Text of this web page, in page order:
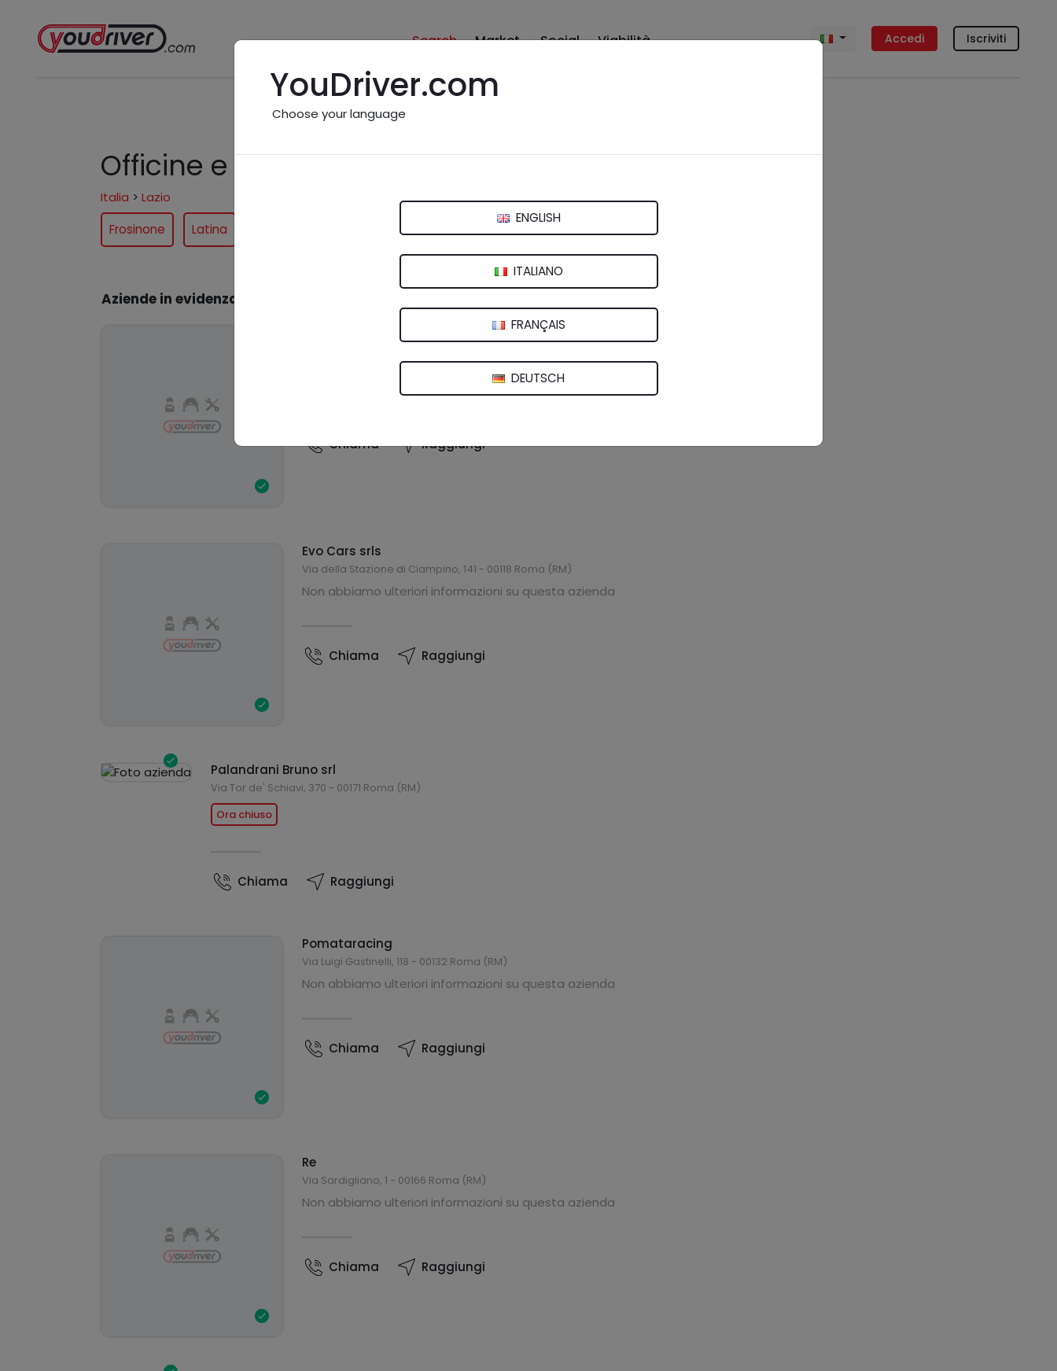
Search Market Social Viabilità Accedi Iscriviti
Officine e professionisti della regione Lazio
Italia > Lazio
Frosinone
Latina Viterbo
Aziende in evidenza
Chiama Raggiungi
Evo Cars srls
Via della Stazione di Ciampino, 141 - 00118 Roma (RM)
Non abbiamo ulteriori informazioni su questa azienda
Chiama Raggiungi
Palandrani Bruno srl
Via Tor de' Schiavi, 370 - 00171 Roma (RM)
Ora chiuso
Chiama Raggiungi
Pomataracing
Via Luigi Gastinelli, 118 - 00132 Roma (RM)
Non abbiamo ulteriori informazioni su questa azienda
Chiama Raggiungi
Re
Via Sardigliano, 1 - 00166 Roma (RM)
Non abbiamo ulteriori informazioni su questa azienda
Chiama Raggiungi
YouDriver.com
Choose your language
ENGLISH
ITALIANO
FRANÇAIS
DEUTSCH